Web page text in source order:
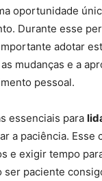
oportunidade
Durante esse
adotar
mudanças e a
pessoal.
essenciais para
a paciência. Esse
e exigir tempo
ser paciente